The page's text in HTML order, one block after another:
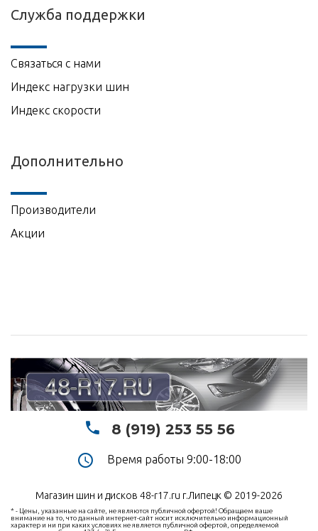
Служба поддержки
Связаться с нами
Индекс нагрузки шин
Индекс скорости
Дополнительно
Производители
Акции
8 (919) 253 55 56
Время работы 9:00-18:00
Магазин шин и дисков 48-r17.ru г.Липецк © 2019-2026
* - Цены, указанные на сайте, не являются публичной офертой! Обращаем ваше
внимание на то, что данный интернет-сайт носит исключительно информационный
характер и ни при каких условиях не является публичной офертой, определяемой